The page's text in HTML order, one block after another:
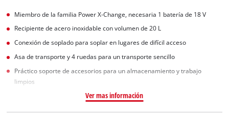
Miembro de la familia Power X-Change, necesaria 1 batería de 18 V
Recipiente de acero inoxidable con volumen de 20 L
Conexión de soplado para soplar en lugares de difícil acceso
Asa de transporte y 4 ruedas para un transporte sencillo
Práctico soporte de accesorios para un almacenamiento y trabajo
limpios
Ver mas información